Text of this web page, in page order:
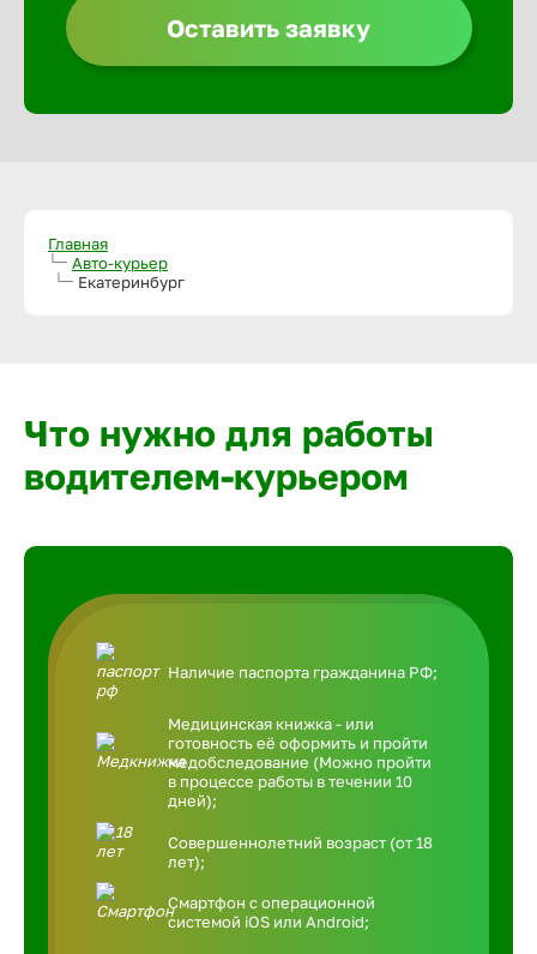
Оставить заявку
Главная
Авто-курьер
Екатеринбург
Что нужно для работы
водителем-курьером
Наличие паспорта гражданина РФ;
Медицинская книжка - или
готовность её оформить и пройти
медобследование (Можно пройти
в процессе работы в течении 10
дней);
Совершеннолетний возраст (от 18
лет);
Смартфон с операционной
системой iOS или Android;